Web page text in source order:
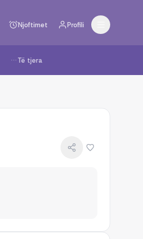
Njoftimet Profili
Të tjera